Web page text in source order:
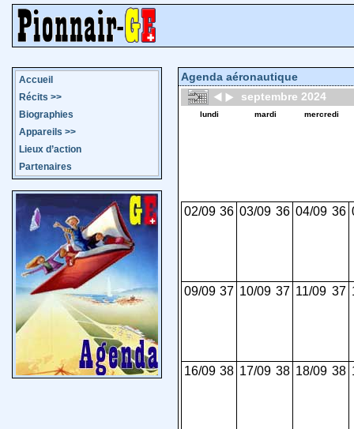
Accueil
Récits >>
Biographies
Appareils >>
Lieux d’action
Partenaires
Agenda aéronautique
septembre 2024
lundi mardi mercredi
02/09 36 03/09 36 04/09 36
09/09 37 10/09 37 11/09 37
16/09 38 17/09 38 18/09 38